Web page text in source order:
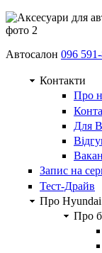
Автосалон 096
Контакти
Про
Для
Запис на
Тест-Драйв
Про Hyundai
Про